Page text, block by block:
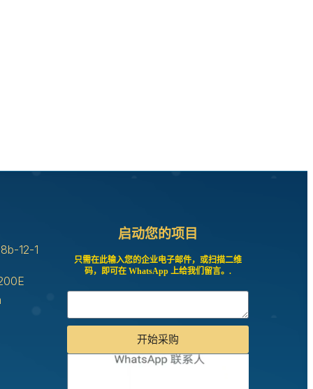
12-1
启动您的项目
只需在此输入您的企业电子邮件，或扫描二维
码，即可在 WhatsApp 上给我们留言。.
开始采购